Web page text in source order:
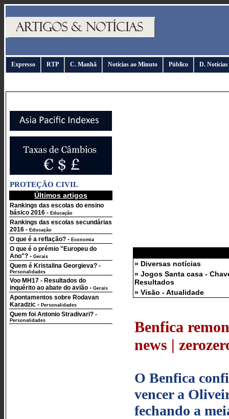
Expresso RTP C. Manhã Notícias ao Minuto Público D. Notícias
PROTEÇÃO CIVIL
Últimos artigos
Rankings das escolas do ensino
básico 2016 - Educação
Rankings das escolas secundárias
2016 - Educação
O que é a reflação? - Economia
O que é o prémio "Europeu do
Ano"? - Gerais
Quem é Kristalina Georgieva? -
Personalidades
Voo MH17 - Resultados do
inquérito ao abate do avião - Gerais
Apontamentos sobre Rodavan
Karadzic - Personalidades
Quem foi Antonio Stradivari? -
Personalidades
» Diversas notícias
» Jogos Santa casa -
Resultados
» Visão - Atualidade
Benfica
news |
O Benfica
vencer a
fechando a